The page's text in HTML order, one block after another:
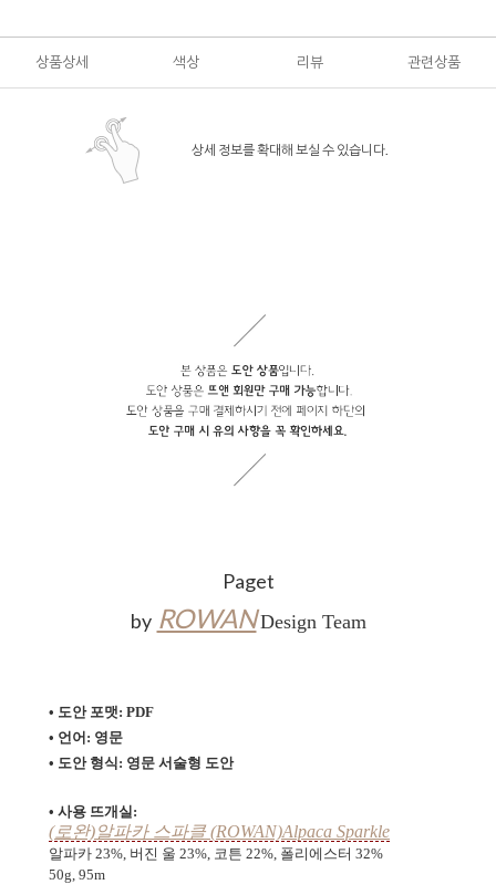
상품상세 색상 리뷰 관련상품
상세 정보를 확대해 보실 수 있습니다.
Paget
by ROWANDesign Team
• 도안 포맷: PDF
• 언어: 영문
• 도안 형식: 영문 서술형 도안
• 사용 뜨개실:
(로완)알파카 스파클 (ROWAN)Alpaca Sparkle
알파카 23%, 버진 울 23%, 코튼 22%, 폴리에스터 32%
50g, 95m